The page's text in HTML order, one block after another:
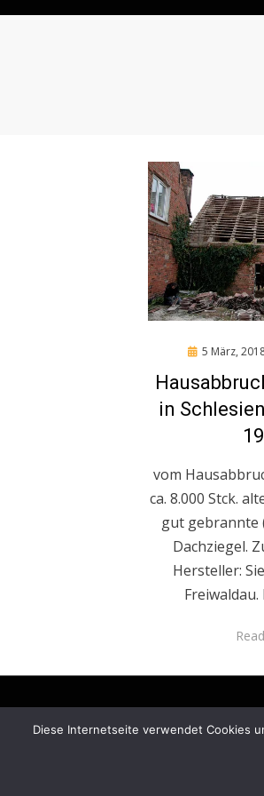
Posted
5 März,
in
vom
ca. 8.000 Stck.
gut gebrannte
Dachziegel.
Hersteller:
Diese Internetseite verwendet Cookies